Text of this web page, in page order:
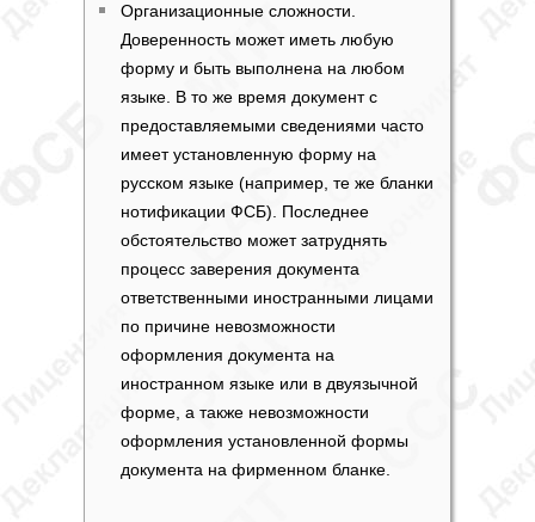
Организационные сложности.
Доверенность может иметь любую
форму и быть выполнена на любом
языке. В то же время документ с
предоставляемыми сведениями часто
имеет установленную форму на
русском языке (например, те же бланки
нотификации ФСБ). Последнее
обстоятельство может затруднять
процесс заверения документа
ответственными иностранными лицами
по причине невозможности
оформления документа на
иностранном языке или в двуязычной
форме, а также невозможности
оформления установленной формы
документа на фирменном бланке.